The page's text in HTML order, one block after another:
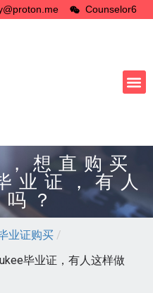
Counselor6
想直购买
证，有人
？
业证购买 /
毕业证，有人这样做